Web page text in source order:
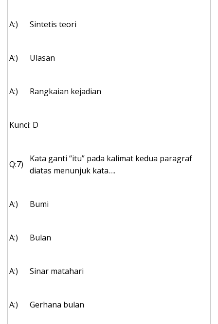
A:) Sintetis teori
A:) Ulasan
A:) Rangkaian kejadian
Kunci: D
Q:7)
Kata ganti “itu” pada kalimat kedua paragraf
diatas menunjuk kata….
A:) Bumi
A:) Bulan
A:) Sinar matahari
A:) Gerhana bulan